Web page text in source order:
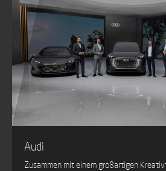
Audi
Zusammen mit einem großartigen